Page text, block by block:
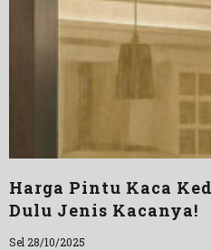
Harga Pintu Kaca
Dulu Jenis Kacanya!
Sel 28/10/2025